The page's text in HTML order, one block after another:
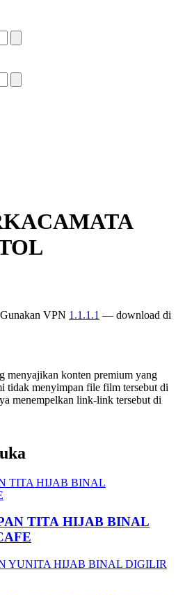
VPN 1.1.1.1 — download di
menyajikan konten premium yang
tidak menyimpan file film tersebut di
menempelkan link-link tersebut di
TITA HIJAB BINAL